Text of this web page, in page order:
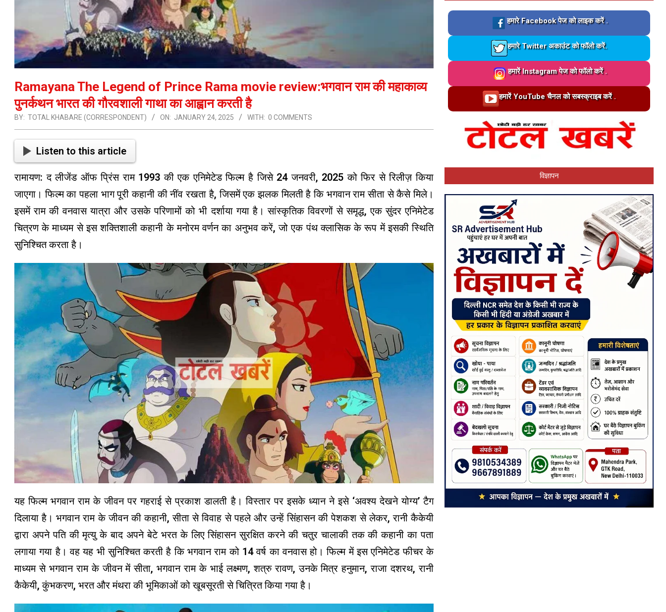
Ramayana The Legend of Prince Rama movie review:भगवान राम की महाकाव्य
पुनर्कथन भारत की गौरवशाली गाथा का आह्वान करती है
BY: TOTAL KHABARE (CORRESPONDENT) ON: JANUARY 24, 2025 WITH: 0 COMMENTS
Listen to this article
रामायण: द लीजेंड ऑफ प्रिंस राम 1993 की एक एनिमेटेड फिल्म है जिसे 24 जनवरी, 2025 को फिर से रिलीज़ किया
जाएगा। फिल्म का पहला भाग पूरी कहानी की नींव रखता है, जिसमें एक झलक मिलती है कि भगवान राम सीता से कैसे मिले।
इसमें राम की वनवास यात्रा और उसके परिणामों को भी दर्शाया गया है। सांस्कृतिक विवरणों से समृद्ध, एक सुंदर एनिमेटेड
चित्रण के माध्यम से इस शक्तिशाली कहानी के मनोरम वर्णन का अनुभव करें, जो एक पंथ क्लासिक के रूप में इसकी स्थिति
सुनिश्चित करता है।
यह फिल्म भगवान राम के जीवन पर गहराई से प्रकाश डालती है। विस्तार पर इसके ध्यान ने इसे ‘अवश्य देखने योग्य’ टैग
दिलाया है। भगवान राम के जीवन की कहानी, सीता से विवाह से पहले और उन्हें सिंहासन की पेशकश से लेकर, रानी कैकेयी
द्वारा अपने पति की मृत्यु के बाद अपने बेटे भरत के लिए सिंहासन सुरक्षित करने की चतुर चालाकी तक की कहानी का पता
लगाया गया है। वह यह भी सुनिश्चित करती है कि भगवान राम को 14 वर्ष का वनवास हो। फिल्म में इस एनिमेटेड फीचर के
माध्यम से भगवान राम के जीवन में सीता, भगवान राम के भाई लक्ष्मण, शत्रु रावण, उनके मित्र हनुमान, राजा दशरथ, रानी
कैकेयी, कुंभकरण, भरत और मंथरा की भूमिकाओं को खूबसूरती से चित्रित किया गया है।
Loading…
हमारे Facebook पेज को लाइक करें .
Loading…
हमारे Twitter अकाउंट को फॉलो करें.
Loading…
हमारें Instagram पेज को फॉलो करें .
Loading…हमारें YouTube चैनल को सबस्क्राइब करें .
विज्ञापन